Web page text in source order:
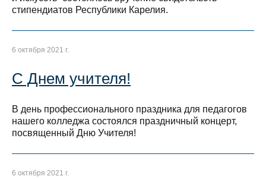
стипендиатов Республики Карелия.
6 октября 2021 г.
С Днем учителя!
В день профессионального праздника для педагогов
нашего колледжа состоялся праздничный концерт,
посвященный Дню Учителя!
6 октября 2021 г.